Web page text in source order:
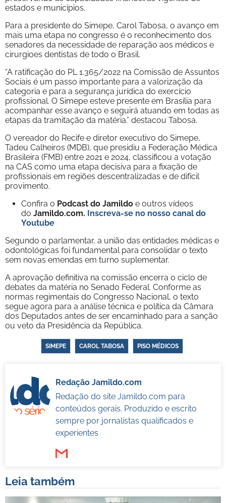
estados e municípios.
Para a presidente do Simepe, Carol Tabosa, o avanço em
mais uma etapa no congresso é o reconhecimento dos
senadores da necessidade de reparação aos médicos e
cirurgioes dentistas de todo o Brasil.
“A ratificação do PL 1.365/2022 na Comissão de Assuntos
Sociais é um passo importante para a valorização da
categoria e para a segurança jurídica do exercício
profissional. O Simepe esteve presente em Brasília para
acompanhar esse avanço e seguirá atuando em todas as
etapas da tramitação da matéria.” destacou Tabosa.
O vereador do Recife e diretor executivo do Simepe,
Tadeu Calheiros (MDB), que presidiu a Federação Médica
Brasileira (FMB) entre 2021 e 2024, classificou a votação
na CAS como uma etapa decisiva para a fixação de
profissionais em regiões descentralizadas e de difícil
provimento.
Confira o Podcast do Jamildo e outros vídeos
do Jamildo.com. Inscreva-se no nosso canal do
Youtube
Segundo o parlamentar, a união das entidades médicas e
odontológicas foi fundamental para consolidar o texto
sem novas emendas em turno suplementar.
A aprovação definitiva na comissão encerra o ciclo de
debates da matéria no Senado Federal. Conforme as
normas regimentais do Congresso Nacional, o texto
segue agora para a análise técnica e política da Câmara
dos Deputados antes de ser encaminhado para a sanção
ou veto da Presidência da República.
SIMEPE CAROL TABOSA PISO MÉDICOS
Redação Jamildo.com
Redação do site Jamildo.com para
conteúdos gerais. Produzido e escrito
sempre por jornalistas qualificados e
experientes
Leia também